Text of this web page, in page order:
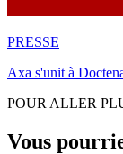
PRESSE
Axa s'unit à
POUR ALLER
Vous